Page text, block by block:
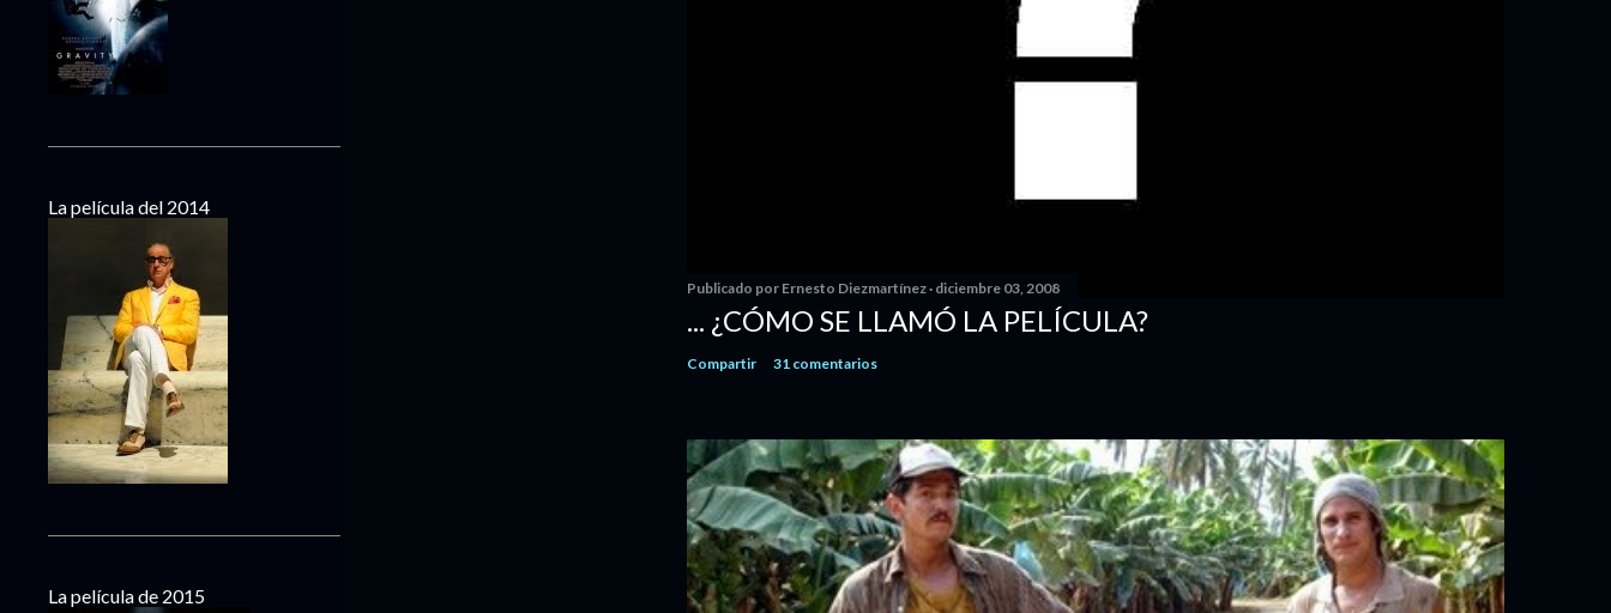
Publicado por Ernesto Diezmartínez diciembre 03, 2008
... ¿CÓMO SE LLAMÓ LA PELÍCULA?
Compartir 31 comentarios
La película del 2014
La película de 2015